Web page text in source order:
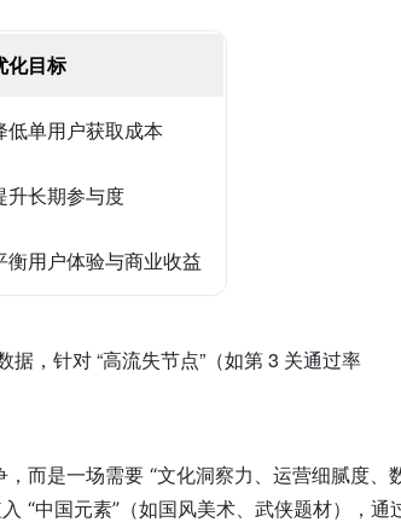
化目标
低单用户获取成本
升长期参与度
衡用户体验与商业收益
，针对 “高流失节点”（如第 3 关通过率
而是一场需要 “文化洞察力、运营细腻度
“中国元素”（如国风美术、武侠题材），通